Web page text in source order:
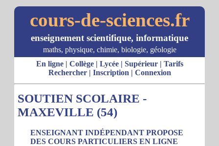
cours-de-sciences.fr
enseignement scientifique, informatique
maths, physique, chimie, biologie, géologie
En ligne| Collège| Lycée| Supérieur| Tarifs
Rechercher| Inscription | Connexion
SOUTIEN SCOLAIRE -
MAXEVILLE (54)
ENSEIGNANT INDÉPENDANT PROPOSE
DES COURS PARTICULIERS EN LIGNE